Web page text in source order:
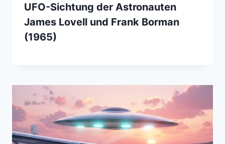
UFO-Sichtung der Astronauten
James Lovell und Frank Borman
(1965)